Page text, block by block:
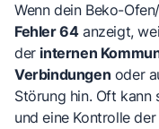
Wenn dein Beko-
Fehler 64anzeigt,
der internen
Verbindungen oder
Störung hin. Oft kann
und eine Kontrolle